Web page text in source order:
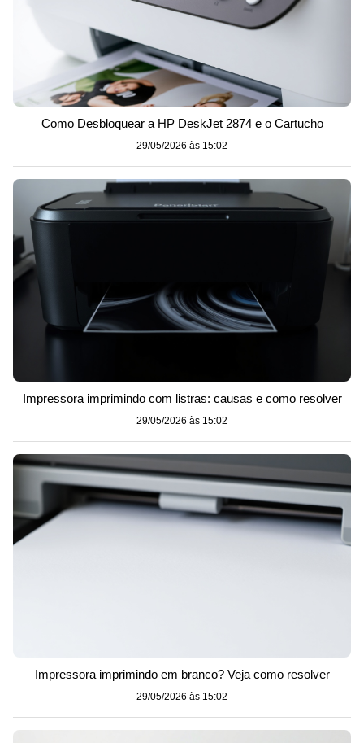
Como Desbloquear a HP DeskJet 2874 e o Cartucho
29/05/2026 às 15:02
Impressora imprimindo com listras: causas e como resolver
29/05/2026 às 15:02
Impressora imprimindo em branco? Veja como resolver
29/05/2026 às 15:02